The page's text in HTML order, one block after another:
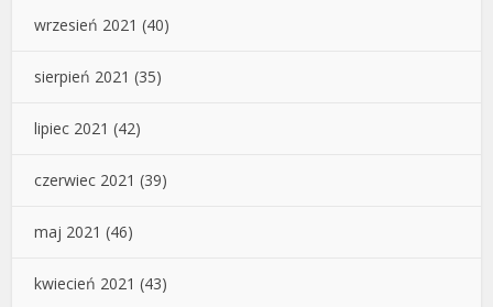
wrzesień 2021 (40)
sierpień 2021 (35)
lipiec 2021 (42)
czerwiec 2021 (39)
maj 2021 (46)
kwiecień 2021 (43)